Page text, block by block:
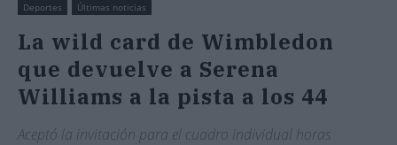
Deportes Últimas noticias
La wild card de Wimbledon
que devuelve a Serena
Williams a la pista a los 44
Aceptó la invitación para el cuadro individual horas